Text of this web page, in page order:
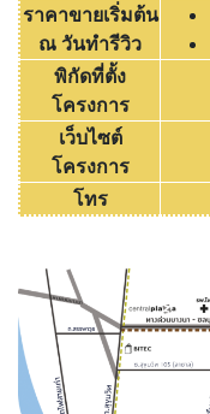
ราคาขายเริ่มต้น
ณ วันทำรีวิว
พิกัดที่ตั้ง
โครงการ
เว็บไซต์
โครงการ
โทร